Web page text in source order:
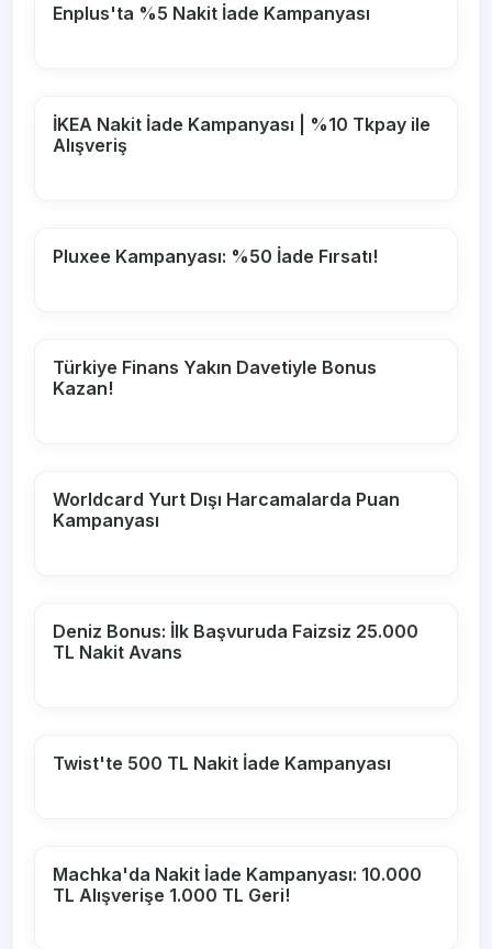
Enplus'ta %5 Nakit İade Kampanyası
İKEA Nakit İade Kampanyası | %10 Tkpay ile
Alışveriş
Pluxee Kampanyası: %50 İade Fırsatı!
Türkiye Finans Yakın Davetiyle Bonus
Kazan!
Worldcard Yurt Dışı Harcamalarda Puan
Kampanyası
Deniz Bonus: İlk Başvuruda Faizsiz 25.000
TL Nakit Avans
Twist'te 500 TL Nakit İade Kampanyası
Machka'da Nakit İade Kampanyası: 10.000
TL Alışverişe 1.000 TL Geri!